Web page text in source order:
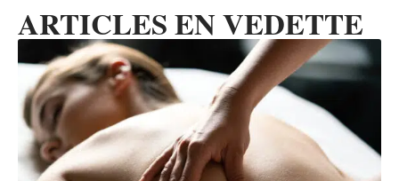
ARTICLES EN VEDETTE